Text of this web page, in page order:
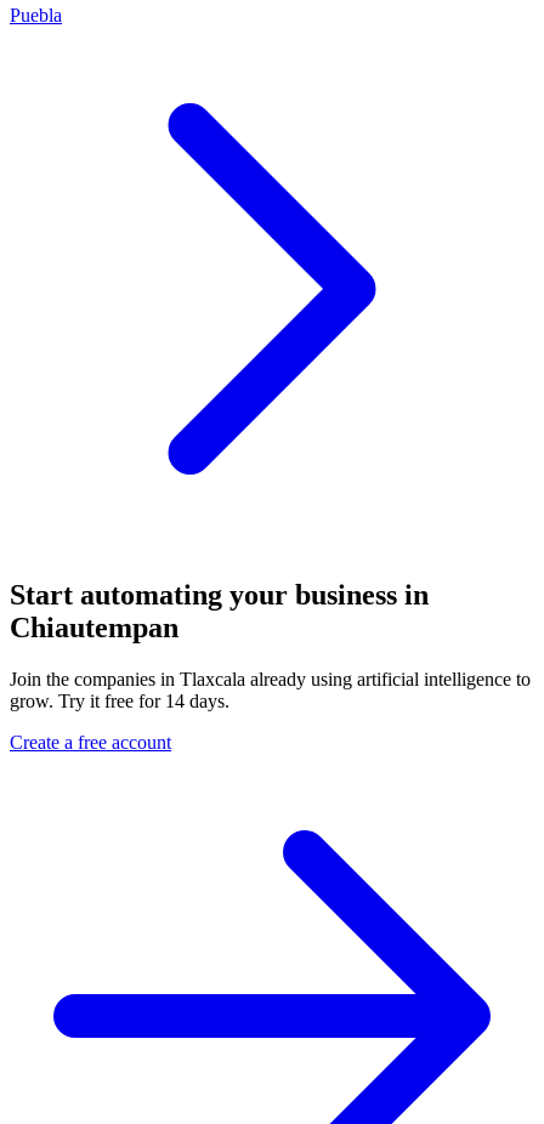
Puebla
Start automating your business in
Chiautempan
Join the companies in Tlaxcala already using artificial intelligence to
grow. Try it free for 14 days.
Create a free account